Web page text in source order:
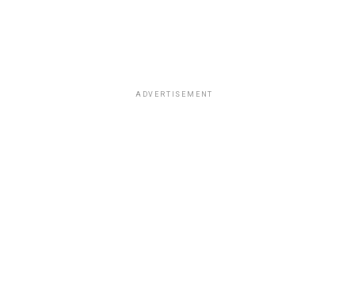
ADVERTISEMENT